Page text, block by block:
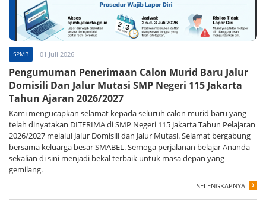
SPMB 01 Juli 2026
Pengumuman Penerimaan Calon Murid Baru Jalur
Domisili Dan Jalur Mutasi SMP Negeri 115 Jakarta
Tahun Ajaran 2026/2027
Kami mengucapkan selamat kepada seluruh calon murid baru yang
telah dinyatakan DITERIMA di SMP Negeri 115 Jakarta Tahun Pelajaran
2026/2027 melalui Jalur Domisili dan Jalur Mutasi. Selamat bergabung
bersama keluarga besar SMABEL. Semoga perjalanan belajar Ananda
sekalian di sini menjadi bekal terbaik untuk masa depan yang
gemilang.
SELENGKAPNYA